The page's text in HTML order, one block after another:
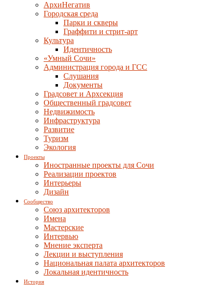
АрхиНегатив
Городская среда
Парки и скверы
Граффити и стрит-арт
Культура
Идентичность
«Умный Сочи»
Администрация города и ГСС
Слушания
Документы
Градсовет и Архсекция
Общественный градсовет
Недвижимость
Инфраструктура
Развитие
Туризм
Экология
Проекты
Иностранные проекты для Сочи
Реализации проектов
Интерьеры
Дизайн
Сообщество
Союз архитекторов
Имена
Мастерские
Интервью
Мнение эксперта
Лекции и выступления
Национальная палата архитекторов
Локальная идентичность
История